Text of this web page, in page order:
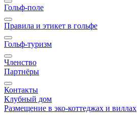
Гольф-поле
Правила и этикет в гольфе
Гольф-туризм
Членство
Партнёры
Контакты
Клубный дом
Размещение в эко-коттеджах и виллах